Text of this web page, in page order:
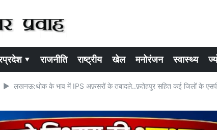
▾ राजनीति राष्ट्रीय खेल मनोरंजन स्वास्थ्य
लखनऊ:थोक के भाव में IPS अफ़सरों के तबादले..फ़तेहपुर सहित कई जिलों के